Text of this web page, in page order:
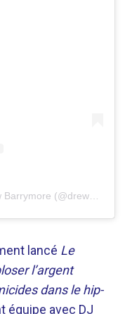
lancé Le
l’argent
dans le hip-
équipe avec DJ